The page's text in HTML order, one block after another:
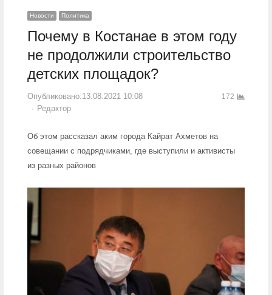
Новости Политика
Почему в Костанае в этом году
не продолжили строительство
детских площадок?
Опубликовано:13.08.2021 10:08
Author
Редактор
172
Об этом рассказал аким города Кайрат Ахметов на
совещании с подрядчиками, где выступили и активисты
из разных районов